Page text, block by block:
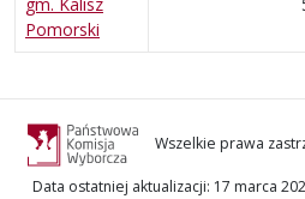
Pomorski
Wszelkie prawa
Data ostatniej aktualizacji: 17 marca